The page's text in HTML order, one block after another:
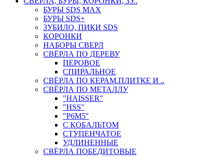
БУРЫ SDS MAX
БУРЫ SDS+
ЗУБИЛО, ПИКИ SDS
КОРОНКИ
НАБОРЫ СВЕРЛ
СВЁРЛА ПО ДЕРЕВУ
ПЕРОВОЕ
СПИРАЛЬНОЕ
СВЁРЛА ПО КЕРАМ.ПЛИТКЕ И ..
СВЁРЛА ПО МЕТАЛЛУ
"HAISSER"
"HSS"
"Р6М5"
С КОБАЛЬТОМ
СТУПЕНЧАТОЕ
УДЛИНЕННЫЕ
СВЁРЛА ПОБЕДИТОВЫЕ